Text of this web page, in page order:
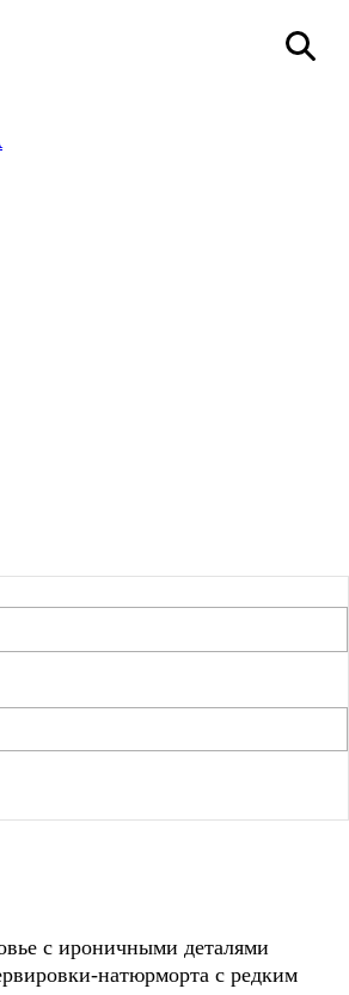
с ироничными деталями
натюрморта с редким